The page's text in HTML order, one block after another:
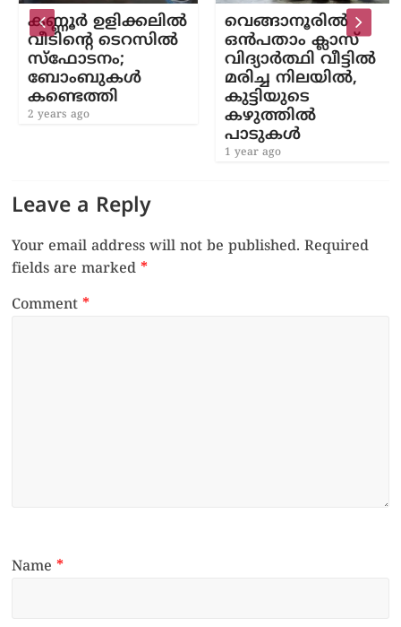
കണ്ണൂർ ഉളിക്കലിൽ
വീടിന്റെ ടെറസിൽ
സ്‌ഫോടനം;
ബോംബുകൾ
കണ്ടെത്തി
2 years ago
വെങ്ങാനൂരിൽ
ഒൻപതാം ക്ലാസ്
വിദ്യാർത്ഥി വീട്ടിൽ
മരിച്ച നിലയിൽ,
കുട്ടിയുടെ
കഴുത്തിൽ
പാടുകൾ
1 year ago
Leave a Reply
Your email address will not be published. Required
fields are marked*
Comment*
Name*